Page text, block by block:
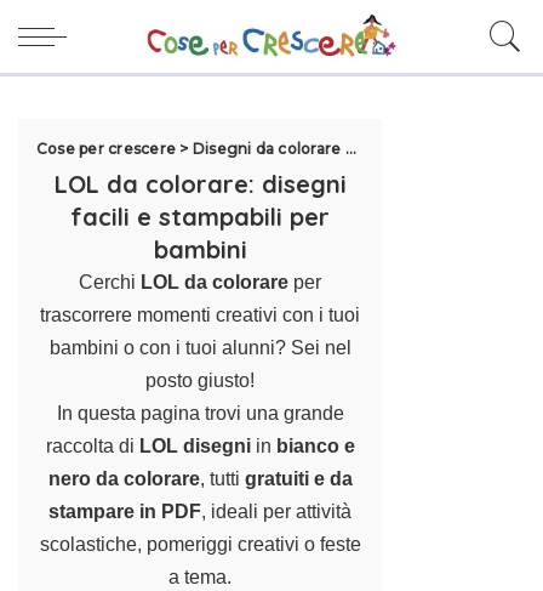
Cose per crescere > Disegni da colorare per bambini
LOL da colorare: disegni
facili e stampabili per
bambini
Cerchi LOL da colorare per
trascorrere momenti creativi con i tuoi
bambini o con i tuoi alunni? Sei nel
posto giusto!
In questa pagina trovi una grande
raccolta di LOL disegniin bianco e
nero da colorare, tutti gratuiti e da
stampare in PDF, ideali per attività
scolastiche, pomeriggi creativi o feste
a tema.